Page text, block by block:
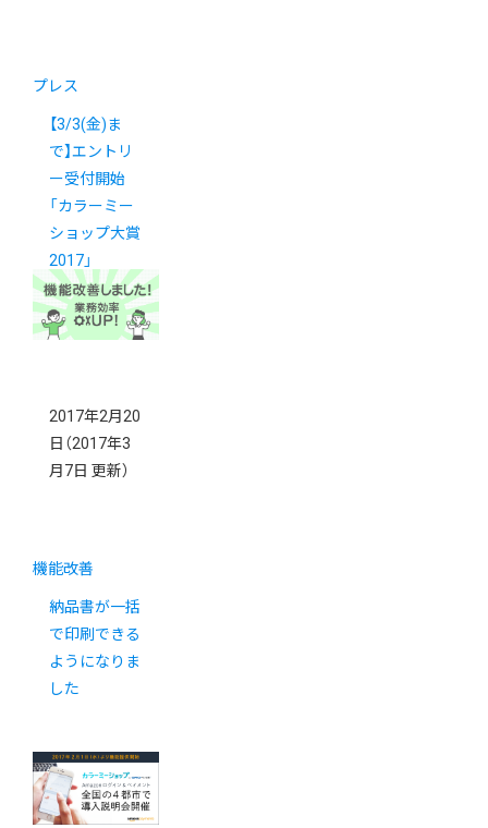
プレス
【3/3(金)ま
で】エントリ
ー受付開始
「カラーミー
ショップ大賞
2017」
2017年2月20
日 （2017年3
月7日 更新）
機能改善
納品書が一括
で印刷できる
ようになりま
した